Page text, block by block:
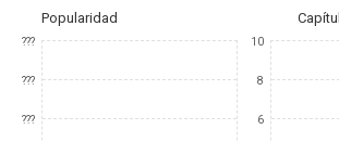
Popularidad
???
???
???
10
8
6